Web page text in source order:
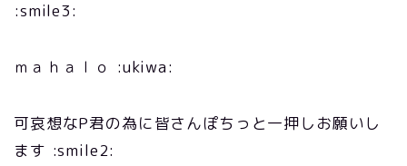
:smile3:
ｍａｈａｌｏ :ukiwa:
可哀想なP君の為に皆さんぽちっと一押しお願いし
ます :smile2: